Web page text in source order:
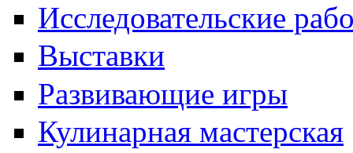
Исследовательские
Выставки
Развивающие игры
Кулинарная мастерская